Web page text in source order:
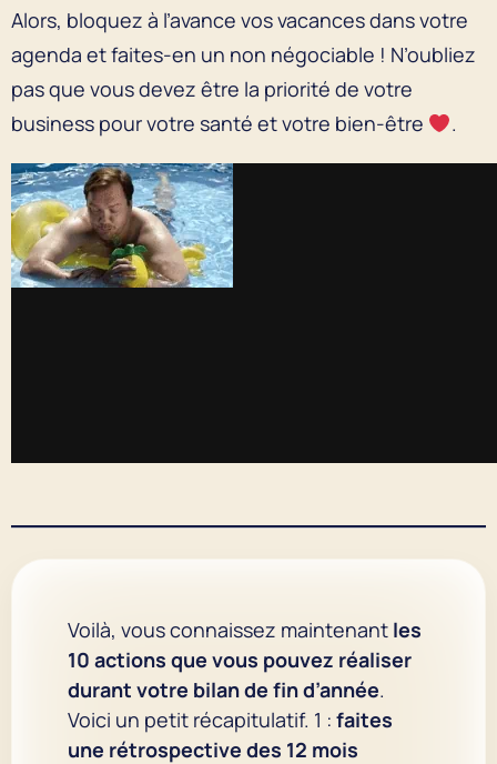
Alors, bloquez à l’avance vos vacances dans votre
agenda et faites-en un non négociable ! N’oubliez
pas que vous devez être la priorité de votre
business pour votre santé et votre bien-être
.
Voilà, vous connaissez maintenant les
10 actions que vous pouvez réaliser
durant votre bilan de fin d’année.
Voici un petit récapitulatif. 1 : faites
une rétrospective des 12 mois